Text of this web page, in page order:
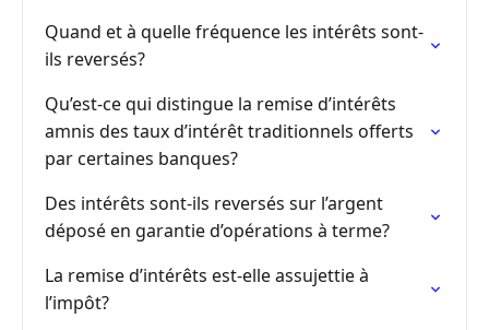
Quand et à quelle fréquence les intérêts sont-
ils reversés?
Qu’est-ce qui distingue la remise d’intérêts
amnis des taux d’intérêt traditionnels offerts
par certaines banques?
Des intérêts sont-ils reversés sur l’argent
déposé en garantie d’opérations à terme?
La remise d’intérêts est-elle assujettie à
l’impôt?